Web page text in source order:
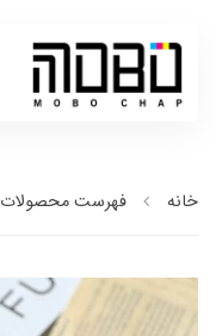
خانه فهرست محصولات